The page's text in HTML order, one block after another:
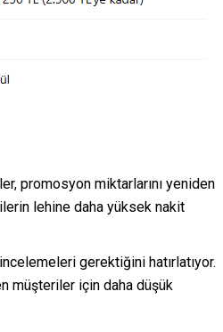
promosyon miktarlarını yeniden
lehine daha yüksek nakit
gerektiğini hatırlatıyor.
müşteriler için daha düşük